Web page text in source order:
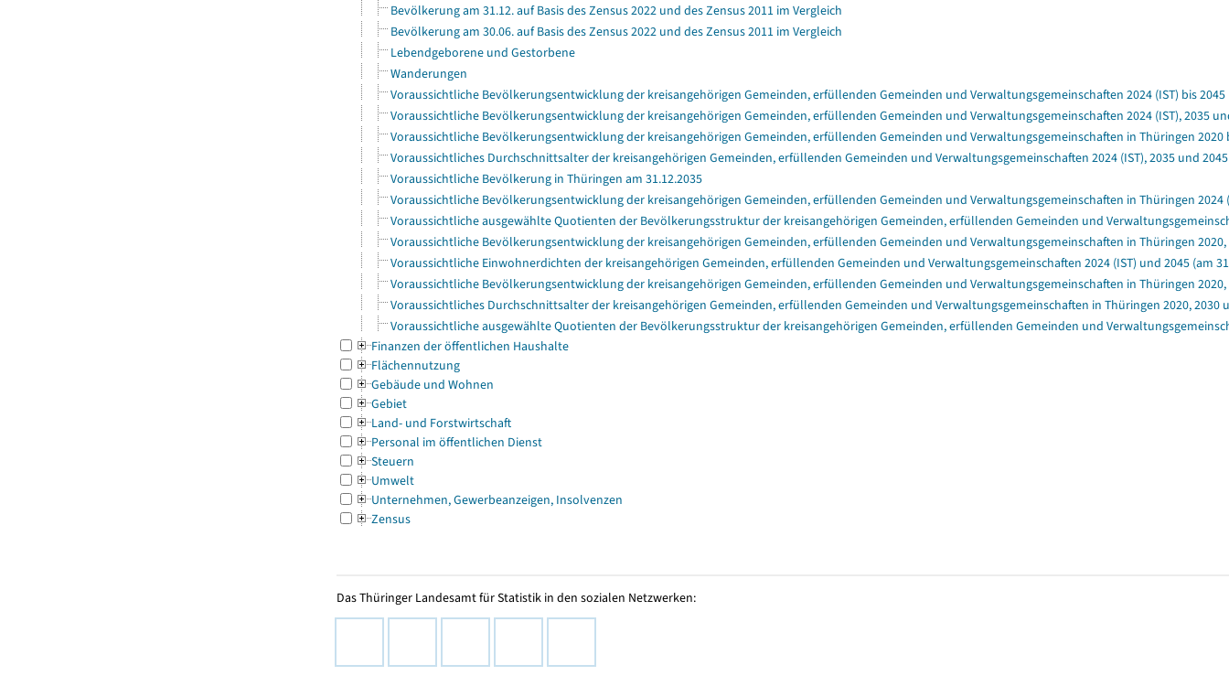
Bevölkerung am 31.12. auf Basis des Zensus 2022 und des Zensus 2011 im Vergleich
Bevölkerung am 30.06. auf Basis des Zensus 2022 und des Zensus 2011 im Vergleich
Lebendgeborene und Gestorbene
Wanderungen
Voraussichtliche Bevölkerungsentwicklung der kreisangehörigen Gemeinden, erfüllenden Gemeinden und Verwaltungsgemeinschaften 2024 (IST) bis
Voraussichtliche Bevölkerungsentwicklung der kreisangehörigen Gemeinden, erfüllenden Gemeinden und Verwaltungsgemeinschaften 2024 (IST), 2035
Voraussichtliche Bevölkerungsentwicklung der kreisangehörigen Gemeinden, erfüllenden Gemeinden und Verwaltungsgemeinschaften in Thüringen 2020
Voraussichtliches Durchschnittsalter der kreisangehörigen Gemeinden, erfüllenden Gemeinden und Verwaltungsgemeinschaften 2024 (IST), 2035 und
Voraussichtliche Bevölkerung in Thüringen am 31.12.2035
Voraussichtliche Bevölkerungsentwicklung der kreisangehörigen Gemeinden, erfüllenden Gemeinden und Verwaltungsgemeinschaften in Thüringen
Voraussichtliche ausgewählte Quotienten der Bevölkerungsstruktur der kreisangehörigen Gemeinden, erfüllenden Gemeinden und
Voraussichtliche Bevölkerungsentwicklung der kreisangehörigen Gemeinden, erfüllenden Gemeinden und Verwaltungsgemeinschaften in Thüringen
Voraussichtliche Einwohnerdichten der kreisangehörigen Gemeinden, erfüllenden Gemeinden und Verwaltungsgemeinschaften 2024 (IST) und 2045 (am
Voraussichtliche Bevölkerungsentwicklung der kreisangehörigen Gemeinden, erfüllenden Gemeinden und Verwaltungsgemeinschaften in Thüringen 2020,
Voraussichtliches Durchschnittsalter der kreisangehörigen Gemeinden, erfüllenden Gemeinden und Verwaltungsgemeinschaften in Thüringen 2020, 2030
Voraussichtliche ausgewählte Quotienten der Bevölkerungsstruktur der kreisangehörigen Gemeinden, erfüllenden Gemeinden und
Finanzen der öffentlichen Haushalte
Flächennutzung
Gebäude und Wohnen
Gebiet
Land- und Forstwirtschaft
Personal im öffentlichen Dienst
Steuern
Umwelt
Unternehmen, Gewerbeanzeigen, Insolvenzen
Zensus
Das Thüringer Landesamt für Statistik in den sozialen Netzwerken: